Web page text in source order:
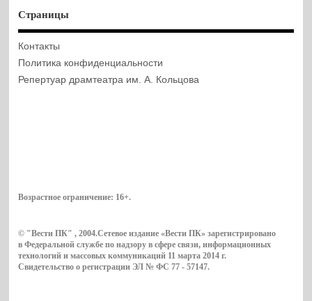
Страницы
Контакты
Политика конфиденциальности
Репертуар драмтеатра им. А. Кольцова
Возрастное ограничение: 16+.
© "Вести ПК" , 2004.Сетевое издание «Вести ПК» зарегистрировано
в Федеральной службе по надзору в сфере связи, информационных
технологий и массовых коммуникаций 11 марта 2014 г.
Свидетельство о регистрации ЭЛ № ФС 77 - 57147.